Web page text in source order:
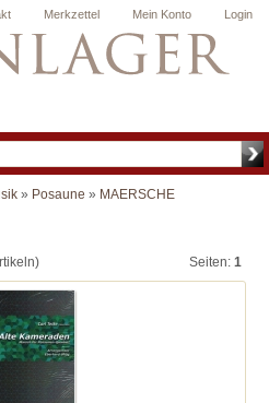
Login
Mein Konto
Merkzettel
» Posaune » MAERSCHE
Seiten: 1